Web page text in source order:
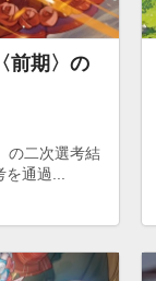
前期〉の
の二次選考結
通過...